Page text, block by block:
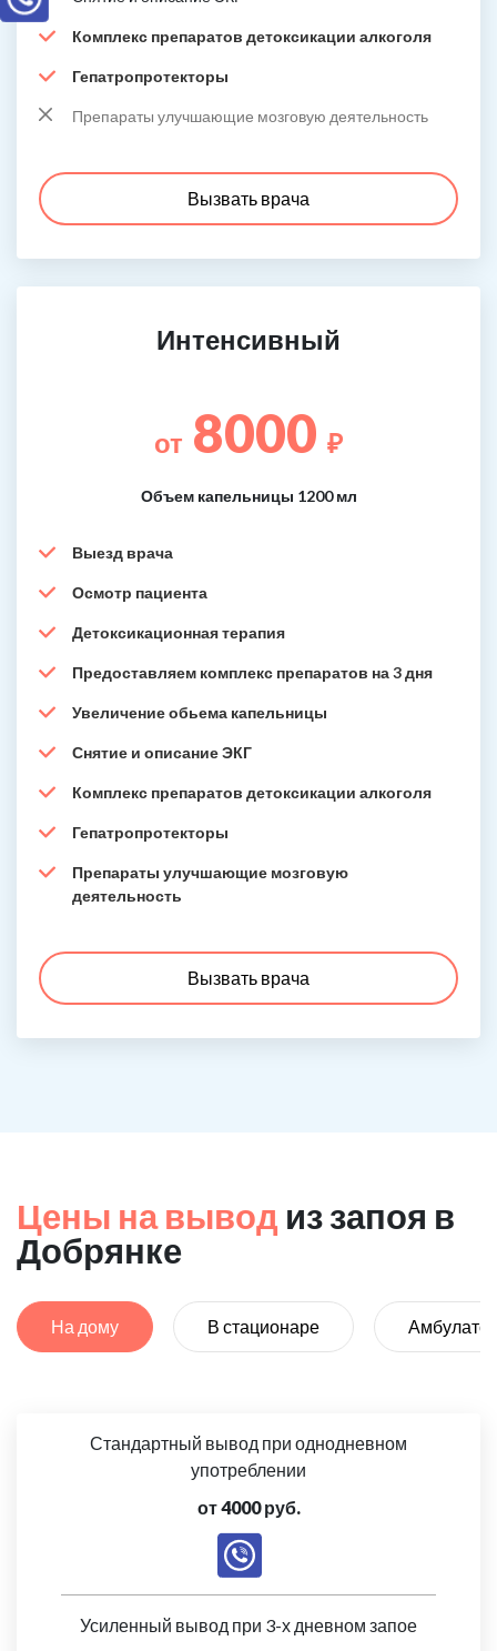
Комплекс препаратов детоксикации алкоголя
Гепатропротекторы
Препараты улучшающие мозговую деятельность
Вызвать врача
Интенсивный
от 8000 ₽
Объем капельницы 1200 мл
Выезд врача
Осмотр пациента
Детоксикационная терапия
Предоставляем комплекс препаратов на 3 дня
Увеличение обьема капельницы
Снятие и описание ЭКГ
Комплекс препаратов детоксикации алкоголя
Гепатропротекторы
Препараты улучшающие мозговую
деятельность
Вызвать врача
Цены на вывод из запоя в
Добрянке
На дому В стационаре
Стандартный вывод при однодневном
употреблении
от 4000 руб.
Усиленный вывод при 3-х дневном запое